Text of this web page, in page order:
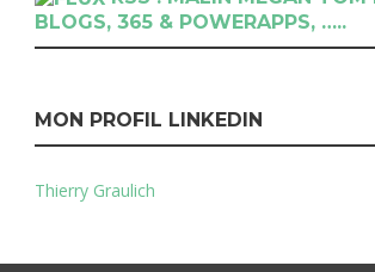
BLOGS, 365 & POWERAPPS, …..
MON PROFIL LINKEDIN
Thierry Graulich